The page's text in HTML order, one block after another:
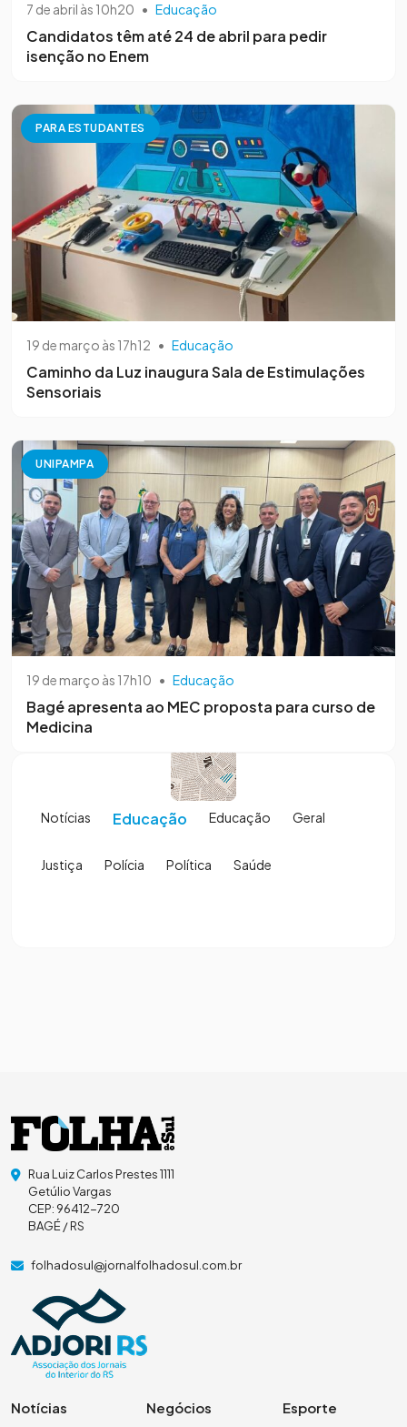
7 de abril às 10h20 • Educação
Candidatos têm até 24 de abril para pedir
isenção no Enem
PARA ESTUDANTES
19 de março às 17h12 • Educação
Caminho da Luz inaugura Sala de Estimulações
Sensoriais
UNIPAMPA
19 de março às 17h10 • Educação
Bagé apresenta ao MEC proposta para curso de
Medicina
Notícias Educação Educação Geral
Justiça Polícia Política Saúde
Rua Luiz Carlos Prestes 1111
Getúlio Vargas
CEP: 96412-720
BAGÉ / RS
folhadosul@jornalfolhadosul.com.br
Notícias Negócios Esporte